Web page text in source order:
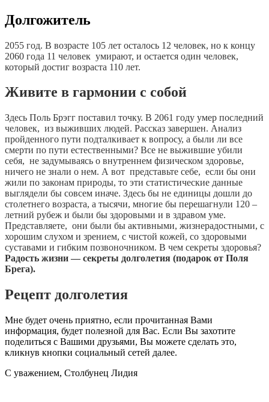
Долгожитель
2055 год. В возрасте 105 лет осталось 12 человек, но к концу
2060 года 11 человек умирают, и остается один человек,
который достиг возраста 110 лет.
Живите в гармонии с собой
Здесь Поль Брэгг поставил точку. В 2061 году умер последний
человек, из выживших людей. Рассказ завершен. Анализ
пройденного пути подталкивает к вопросу, а были ли все
смерти по пути естественными? Все не выжившие убили
себя, не задумываясь о внутреннем физическом здоровье,
ничего не знали о нем. А вот представьте себе, если бы они
жили по законам природы, то эти статистические данные
выглядели бы совсем иначе. Здесь бы не единицы дошли до
столетнего возраста, а тысячи, многие бы перешагнули 120 –
летний рубеж и были бы здоровыми и в здравом уме.
Представляете, они были бы активными, жизнерадостными, с
хорошим слухом и зрением, с чистой кожей, со здоровыми
суставами и гибким позвоночником. В чем секреты здоровья?
Радость жизни — секреты долголетия (подарок от Поля
Брега).
Рецепт долголетия
Мне будет очень приятно, если прочитанная Вами
информация, будет полезной для Вас. Если Вы захотите
поделиться с Вашими друзьями, Вы можете сделать это,
кликнув кнопки социальный сетей далее.
С уважением, Столбунец Лидия